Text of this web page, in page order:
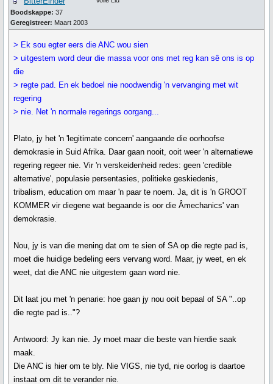
Boodskappe: 37
Geregistreer: Maart 2003
> Ek sou egter eers die ANC wou sien
> uitgestem word deur die massa voor ons met reg kan sê ons is op
die
> regte pad. En ek bedoel nie noodwendig 'n vervanging met wit
regering
> nie. Net 'n normale regerings oorgang...
Plato, jy het 'n 'legitimate concern' aangaande die oorhoofse
demokrasie in Suid Afrika. Daar gaan nooit, ooit weer 'n alternatiewe
regering regeer nie. Vir 'n verskeidenheid redes: geen 'credible
alternative', populasie persentasies, politieke geskiedenis,
tribalism, education om maar 'n paar te noem. Ja, dit is 'n GROOT
KOMMER vir diegene wat begaande is oor die Âmechanics' van
demokrasie.
Nou, jy is van die mening dat om te sien of SA op die regte pad is,
moet die huidige bedeling eers vervang word. Maar, jy weet, en ek
weet, dat die ANC nie uitgestem gaan word nie.
Dit laat jou met 'n penarie: hoe gaan jy nou ooit bepaal of SA "..op
die regte pad is.."?
Antwoord: Jy kan nie. Jy moet maar die beste van hierdie saak
maak.
Die ANC is hier om te bly. Nie VIGS, nie tyd, nie oorlog is daartoe
instaat om dit te verander nie.